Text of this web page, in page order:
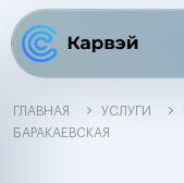
ГЛАВНАЯ УСЛУГИ
БАРАКАЕВСКАЯ